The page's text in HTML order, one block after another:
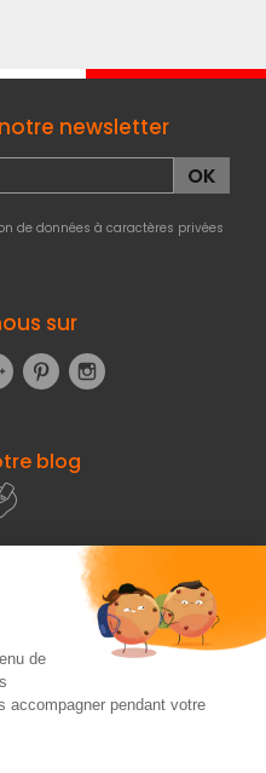
newsletter
de données à caractères privées
sur
Google+Pinterest
blog